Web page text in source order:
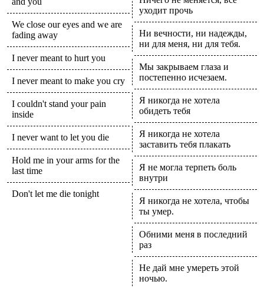
We close our eyes and we are
fading away
I never meant to hurt you
I never meant to make you cry
I couldn't stand your pain
inside
I never want to let you die
Hold me in your arms for the
last time
Don't let me die tonight
уходит прочь
Ни вечности, ни надежды,
ни для меня, ни для тебя.
Мы закрываем глаза и
постепенно исчезаем.
Я никогда не хотела
обидеть тебя
Я никогда не хотела
заставить тебя плакать
Я не могла терпеть боль
внутри
Я никогда не хотела, чтобы
ты умер.
Обними меня в последний
раз
Не дай мне умереть этой
ночью.